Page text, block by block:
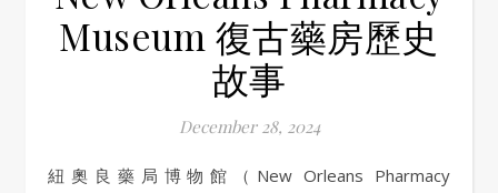
Museum 復古藥房歷史
故事
December 28, 2024
紐奧良藥局博物館（New Orleans Pharmacy